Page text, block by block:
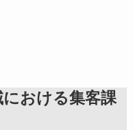
おける集客課